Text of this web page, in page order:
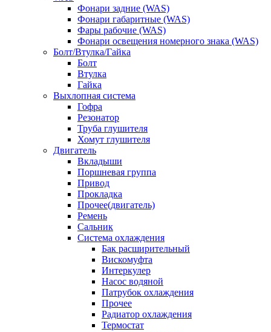
Фонари задние (WAS)
Фонари габаритные (WAS)
Фары рабочие (WAS)
Фонари освещения номерного знака (WAS)
Болт/Втулка/Гайка
Болт
Втулка
Гайка
Выхлопная система
Гофра
Резонатор
Труба глушителя
Хомут глушителя
Двигатель
Вкладыши
Поршневая группа
Привод
Прокладка
Прочее(двигатель)
Ремень
Сальник
Система охлаждения
Бак расширительный
Вискомуфта
Интеркулер
Насос водяной
Патрубок охлаждения
Прочее
Радиатор охлаждения
Термостат